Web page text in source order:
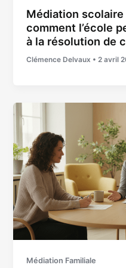
Médiation
comment l’école
à la résolution de
Clémence Delvaux •2 avril
Médiation Familiale